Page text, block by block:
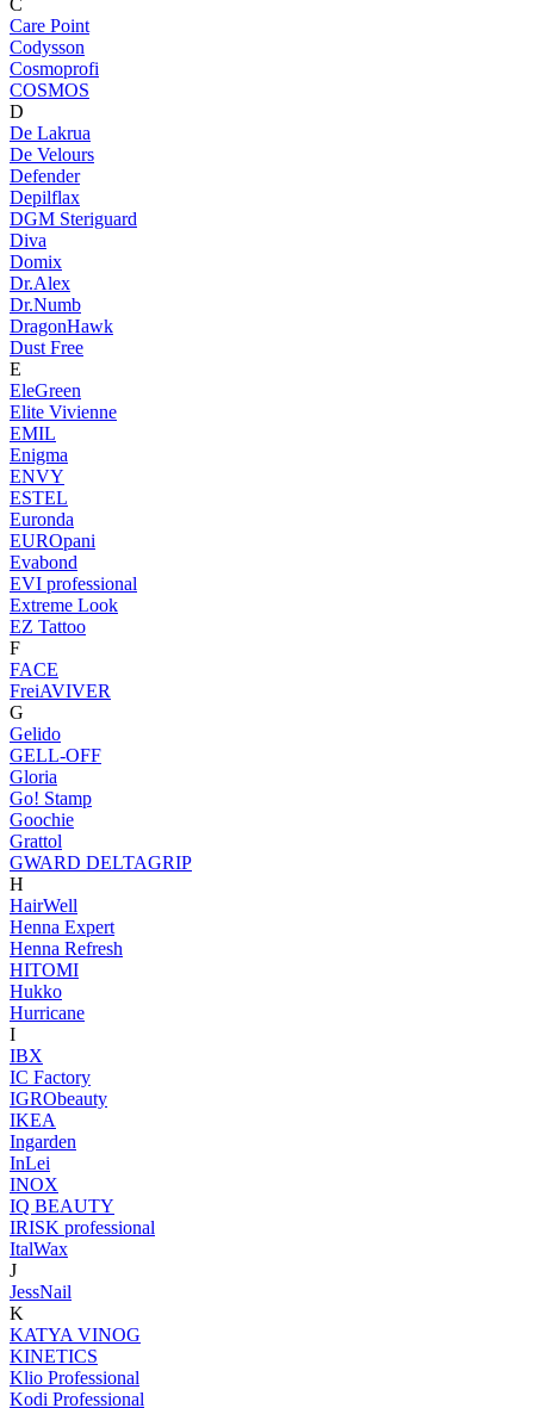
C
Care Point
Codysson
Cosmoprofi
COSMOS
D
De Lakrua
De Velours
Defender
Depilflax
DGM Steriguard
Diva
Domix
Dr.Alex
Dr.Numb
DragonHawk
Dust Free
E
EleGreen
Elite Vivienne
EMIL
Enigma
ENVY
ESTEL
Euronda
EUROpani
Evabond
EVI professional
Extreme Look
EZ Tattoo
F
FACE
FreiAVIVER
G
Gelido
GELL-OFF
Gloria
Go! Stamp
Goochie
Grattol
GWARD DELTAGRIP
H
HairWell
Henna Expert
Henna Refresh
HITOMI
Hukko
Hurricane
I
IBX
IC Factory
IGRObeauty
IKEA
Ingarden
InLei
INOX
IQ BEAUTY
IRISK professional
ItalWax
J
JessNail
K
KATYA VINOG
KINETICS
Klio Professional
Kodi Professional